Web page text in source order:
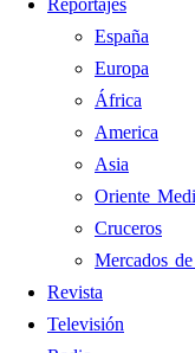
Reportajes
España
Europa
África
America
Asia
Oriente
Cruceros
Mercados
Revista
Televisión